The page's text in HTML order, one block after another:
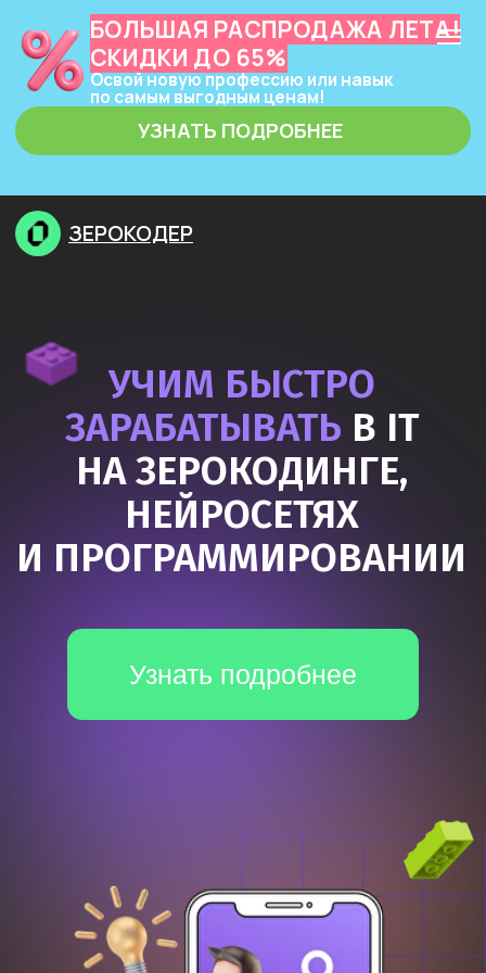
БОЛЬШАЯ РАСПРОДАЖА ЛЕТА!
СКИДКИ ДО 65%
Освой новую профессию или навык
по самым выгодным ценам!
УЗНАТЬ ПОДРОБНЕЕ
НА ЗЕРОКОДИНГЕ,
НЕЙРОСЕТЯХ
И ПРОГРАММИРОВАНИИ
Узнать подробнее